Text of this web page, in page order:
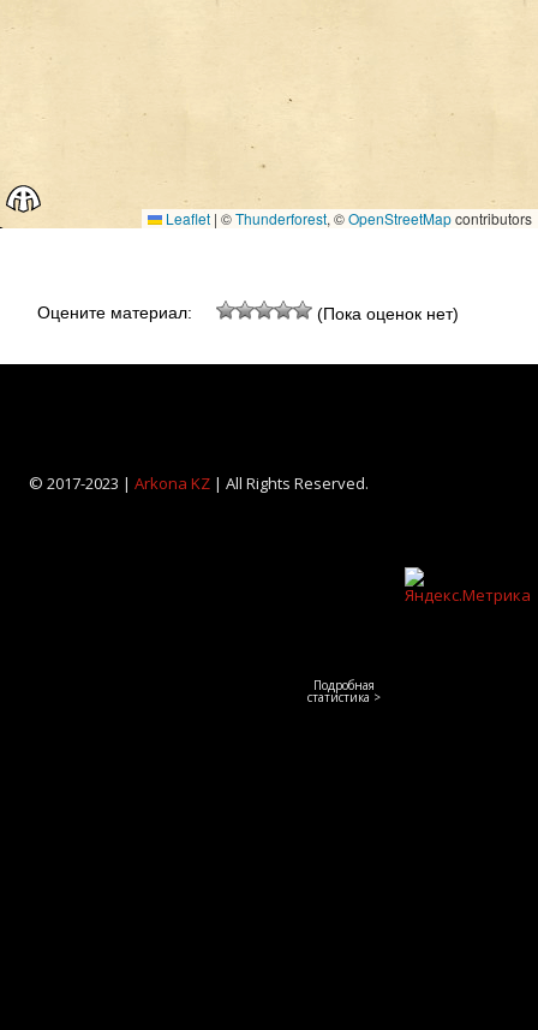
Leaflet | ©Thunderforest, ©OpenStreetMapcontributors
Оцените материал: (Пока оценок нет)
© 2017-2023 | Arkona KZ| All Rights Reserved.
Подробная
статистика >